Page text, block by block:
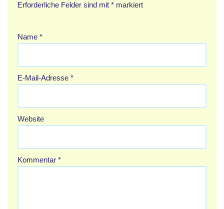
Erforderliche Felder sind mit * markiert
Name *
E-Mail-Adresse *
Website
Kommentar *